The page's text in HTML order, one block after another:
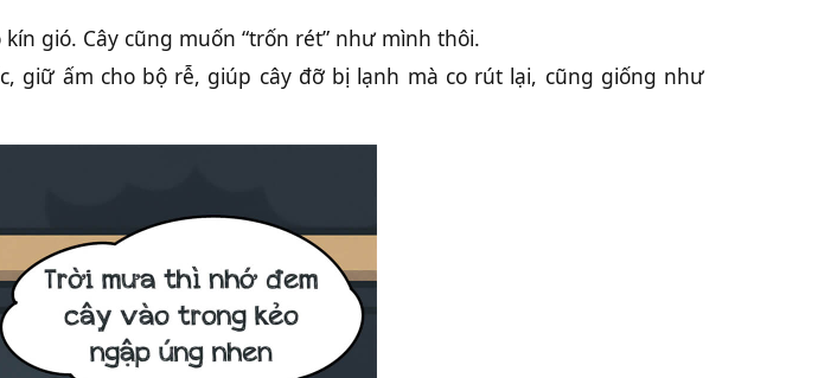
gió. Cây cũng muốn “trốn rét” như mình thôi.
giữ ấm cho bộ rễ, giúp cây đỡ bị lạnh mà co rút lại, cũng giống như